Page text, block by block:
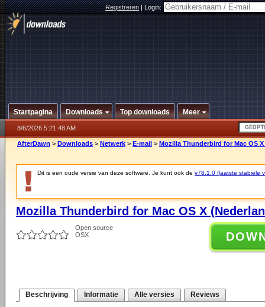
Registreren|Login:
Startpagina Downloads Top downloads Meer
8/6/2026 5:21:48 AM
AfterDawn > Downloads > Netwerk > E-mail > Mozilla Thunderbird for Mac OS
Dit is een oude versie van deze software. Je kunt ook de v78.1.0 (laatste stabiele
Mozilla Thunderbird for Mac OS X
Open source
OSX
Beschrijving Informatie Alle versies Reviews